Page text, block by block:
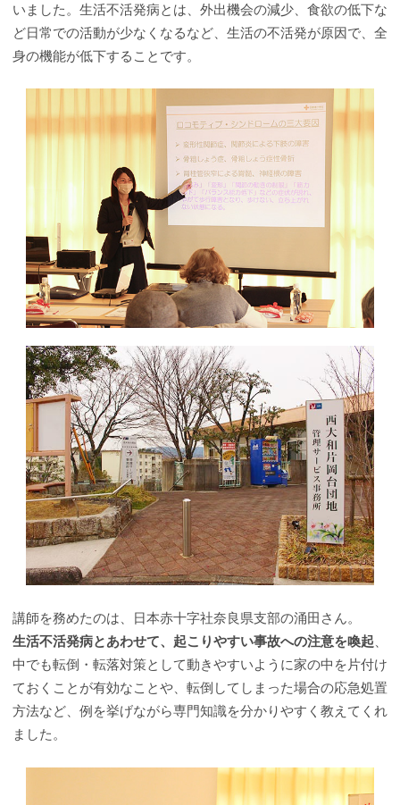
いました。生活不活発病とは、外出機会の減少、食欲の低下な
ど日常での活動が少なくなるなど、生活の不活発が原因で、全
身の機能が低下することです。
講師を務めたのは、日本赤十字社奈良県支部の涌田さん。
生活不活発病とあわせて、起こりやすい事故への注意を喚起
中でも転倒・転落対策として動きやすいように家の中を片付け
ておくことが有効なことや、転倒してしまった場合の応急処置
方法など、例を挙げながら専門知識を分かりやすく教えてくれ
ました。